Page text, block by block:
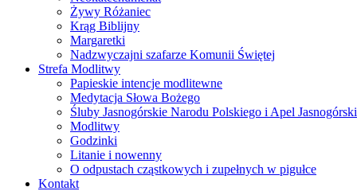
Żywy Różaniec
Krąg Biblijny
Margaretki
Nadzwyczajni szafarze Komunii Świętej
Strefa Modlitwy
Papieskie intencje modlitewne
Medytacja Słowa Bożego
Śluby Jasnogórskie Narodu Polskiego i Apel Jasnogórski
Modlitwy
Godzinki
Litanie i nowenny
O odpustach cząstkowych i zupełnych w pigułce
Kontakt